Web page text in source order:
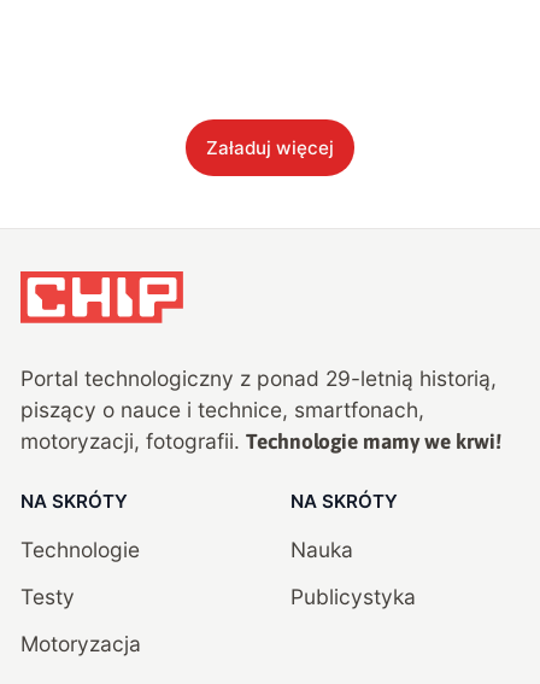
Załaduj więcej
Portal technologiczny z ponad 29-letnią historią,
piszący o nauce i technice, smartfonach,
motoryzacji, fotografii. Technologie mamy we krwi!
NA SKRÓTY
Technologie
Testy
Motoryzacja
NA SKRÓTY
Nauka
Publicystyka